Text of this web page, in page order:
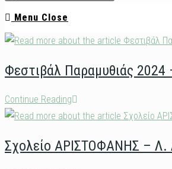
website
search
close
search
Menu Close
Φεστιβάλ Παραμυθιάς
Continue ReadingΦεστιβάλ
Παραμυθιάς
–
Σχολείο ΑΡΙΣΤΟΦΑΝΗΣ – Λ.